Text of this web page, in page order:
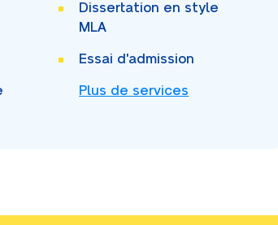
Dissertation en style
MLA
Essai d'admission
Plus de services